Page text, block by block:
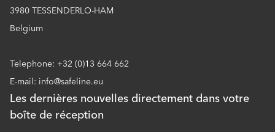
3980 TESSENDERLO-HAM
Belgium
Telephone: +32 (0)13 664 662
E-mail: info@safeline.eu
Les dernières nouvelles directement dans votre
boîte de réception